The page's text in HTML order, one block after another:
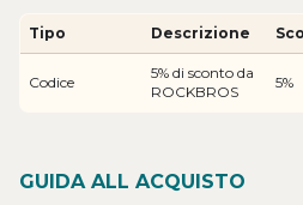
Tipo Descrizione
Codice
5% di sconto da
ROCKBROS
5%
GUIDA ALL ACQUISTO